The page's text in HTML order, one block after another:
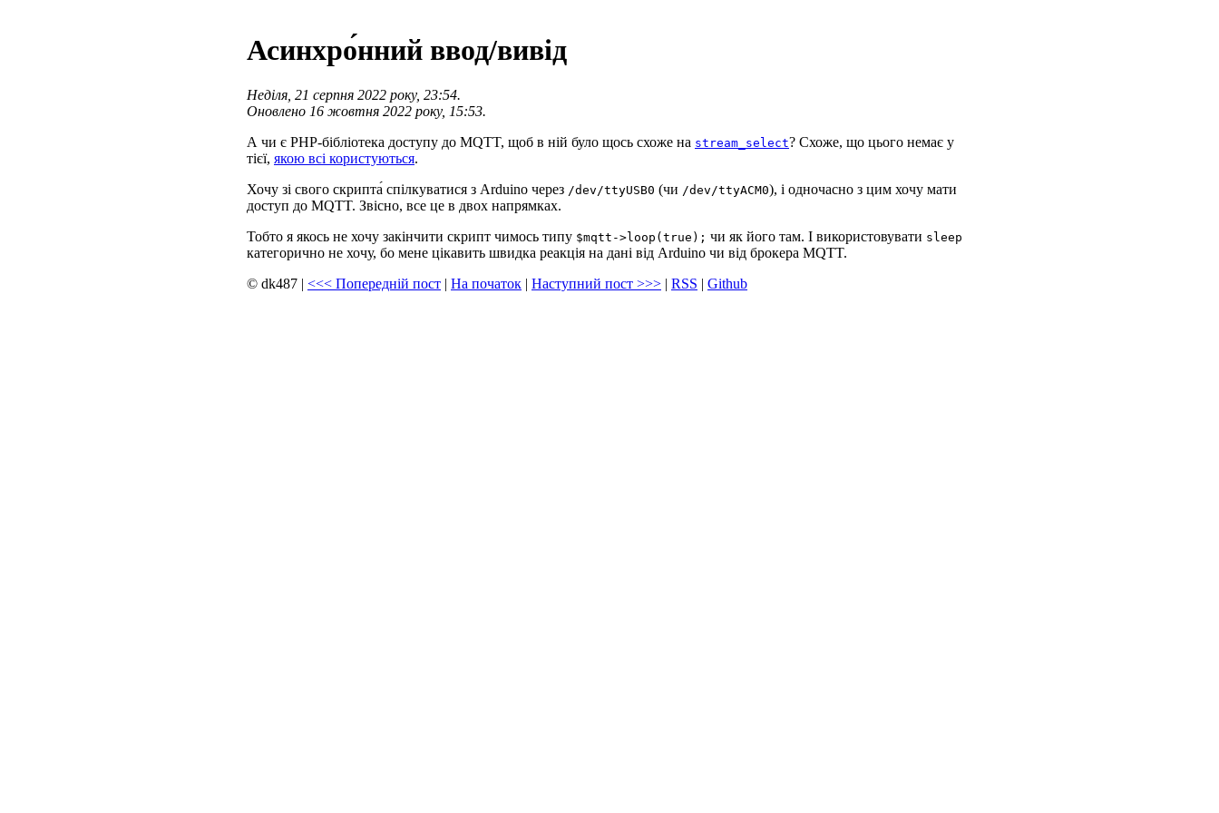
Асинхро́нний ввод/вивід
Неділя, 21 серпня 2022 року, 23:54.
Оновлено 16 жовтня 2022 року, 15:53.
А чи є PHP-бібліотека доступу до MQTT, щоб в ній було щось схоже на stream_select? Схоже, що цього немає у
тієї, якою всі користуються.
Хочу зі свого скрипта́ спілкуватися з Arduino через /dev/ttyUSB0 (чи /dev/ttyACM0), і одночасно з цим хочу мати
доступ до MQTT. Звісно, все це в двох напрямках.
Тобто я якось не хочу закінчити скрипт чимось типу $mqtt->loop(true); чи як його там. І використовувати sleep
категорично не хочу, бо мене цікавить швидка реакція на дані від Arduino чи від брокера MQTT.
© dk487 | <<< Попередній пост | На початок | Наступний пост >>> | RSS | Github